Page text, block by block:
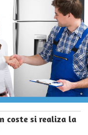
coste si realiza la